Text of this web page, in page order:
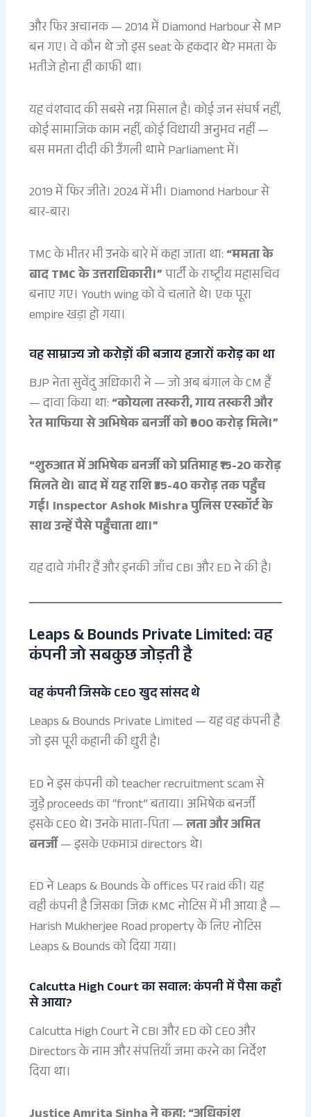
और फिर अचानक — 2014 में Diamond Harbour से MP
बन गए। वे कौन थे जो इस seat के हकदार थे? ममता के
भतीजे होना ही काफी था।
यह वंशवाद की सबसे नग्न मिसाल है। कोई जन संघर्ष नहीं,
कोई सामाजिक काम नहीं, कोई विधायी अनुभव नहीं —
बस ममता दीदी की उँगली थामे Parliament में।
2019 में फिर जीते। 2024 में भी। Diamond Harbour से
बार-बार।
TMC के भीतर भी उनके बारे में कहा जाता था: “ममता के
बाद TMC के उत्तराधिकारी।”पार्टी के राष्ट्रीय महासचिव
बनाए गए। Youth wing को वे चलाते थे। एक पूरा
empire खड़ा हो गया।
वह साम्राज्य जो करोड़ों की बजाय हजारों करोड़ का था
BJP नेता सुवेंदु अधिकारी ने — जो अब बंगाल के CM हैं
— दावा किया था: “कोयला तस्करी, गाय तस्करी और
रेत माफिया से अभिषेक बनर्जी को ₹900 करोड़ मिले।”
“शुरुआत में अभिषेक बनर्जी को प्रतिमाह ₹15-20 करोड़
मिलते थे। बाद में यह राशि ₹35-40 करोड़ तक पहुँच
गई। Inspector Ashok Mishra पुलिस एस्कॉर्ट के
साथ उन्हें पैसे पहुँचाता था।”
यह दावे गंभीर हैं और इनकी जाँच CBI और ED ने की है।
Leaps & Bounds Private Limited: वह
कंपनी जो सबकुछ जोड़ती है
वह कंपनी जिसके CEO खुद सांसद थे
Leaps & Bounds Private Limited — यह वह कंपनी है
जो इस पूरी कहानी की धुरी है।
ED ने इस कंपनी को teacher recruitment scam से
जुड़े proceeds का “front” बताया। अभिषेक बनर्जी
इसके CEO थे। उनके माता-पिता —लता और अमित
बनर्जी— इसके एकमात्र directors थे।
ED ने Leaps & Bounds के offices पर raid की। यह
वही कंपनी है जिसका जिक्र KMC नोटिस में भी आया है —
Harish Mukherjee Road property के लिए नोटिस
Leaps & Bounds को दिया गया।
Calcutta High Court का सवाल: कंपनी में पैसा कहाँ
से आया?
Calcutta High Court ने CBI और ED को CEO और
Directors के नाम और संपत्तियाँ जमा करने का निर्देश
दिया था।